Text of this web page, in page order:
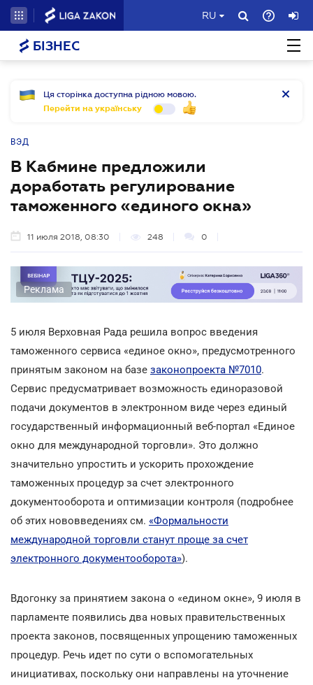
RU
БІЗНЕС
Ця сторінка доступна рідною мовою.
Перейти на українську
ВЭД
В Кабмине предложили
доработать регулирование
таможенного «единого окна»
11 июля 2018, 08:30 248 0
Реклама
5 июля Верховная Рада решила вопрос введения
таможенного сервиса «единое окно», предусмотренного
принятым законом на базе законопроекта №7010.
Сервис предусматривает возможность единоразовой
подачи документов в электронном виде через единый
государственный информационный веб-портал «Единое
окно для международной торговли». Это должно
значительно упростить и ускорить прохождение
таможенных процедур за счет электронного
документооборота и оптимизации контроля (подробнее
об этих нововведениях см. «Формальности
международной торговли станут проще за счет
электронного документооборота»).
Вдогонку за принятием закона о «едином окне», 9 июля в
парламенте появились два новых правительственных
проекта законов, посвященных упрощению таможенных
процедур. Речь идет по сути о вспомогательных
инициативах, поскольку они направлены на уточнение